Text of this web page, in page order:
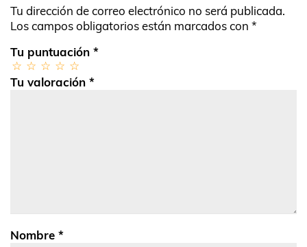
Tu dirección de correo electrónico no será publicada.
Los campos obligatorios están marcados con *
Tu puntuación *
Tu valoración *
Nombre *